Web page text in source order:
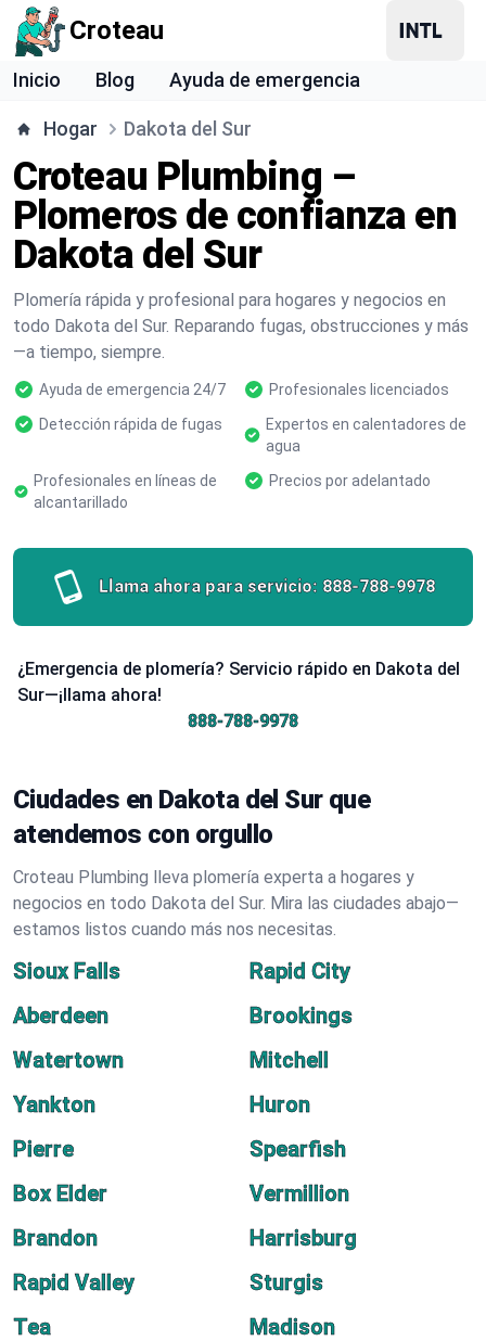
Croteau
Inicio Blog Ayuda de emergencia
Hogar Dakota del Sur
Croteau Plumbing –
Plomeros de confianza en
Dakota del Sur
Plomería rápida y profesional para hogares y negocios en
todo Dakota del Sur. Reparando fugas, obstrucciones y más
—a tiempo, siempre.
Ayuda de emergencia 24/7
Profesionales licenciados
Detección rápida de fugas
Expertos en calentadores de
agua
Profesionales en líneas de
alcantarillado
Precios por adelantado
Llama ahora para servicio: 888-788-9978
¿Emergencia de plomería? Servicio rápido en Dakota del
Sur—¡llama ahora!
888-788-9978
Ciudades en Dakota del Sur que
atendemos con orgullo
Croteau Plumbing lleva plomería experta a hogares y
negocios en todo Dakota del Sur. Mira las ciudades abajo—
estamos listos cuando más nos necesitas.
Sioux Falls
Rapid City
Aberdeen
Brookings
Watertown
Mitchell
Yankton
Huron
Pierre
Spearfish
Box Elder
Vermillion
Brandon
Harrisburg
Rapid Valley
Sturgis
Tea
Madison